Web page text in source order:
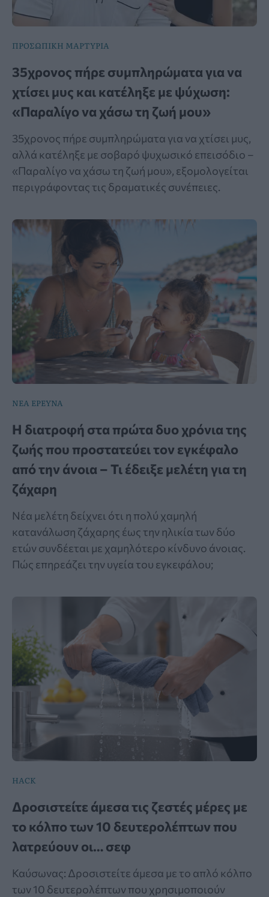
ΠΡΟΣΩΠΙΚΗ ΜΑΡΤΥΡΙΑ
35χρονος πήρε συμπληρώματα για να
χτίσει μυς και κατέληξε με ψύχωση:
«Παραλίγο να χάσω τη ζωή μου»
35χρονος πήρε συμπληρώματα για να χτίσει μυς,
αλλά κατέληξε με σοβαρό ψυχωσικό επεισόδιο –
«Παραλίγο να χάσω τη ζωή μου», εξομολογείται
περιγράφοντας τις δραματικές συνέπειες.
ΝΕΑ ΕΡΕΥΝΑ
Η διατροφή στα πρώτα δυο χρόνια της
ζωής που προστατεύει τον εγκέφαλο
από την άνοια – Τι έδειξε μελέτη για τη
ζάχαρη
Νέα μελέτη δείχνει ότι η πολύ χαμηλή
κατανάλωση ζάχαρης έως την ηλικία των δύο
ετών συνδέεται με χαμηλότερο κίνδυνο άνοιας.
Πώς επηρεάζει την υγεία του εγκεφάλου;
HACK
Δροσιστείτε άμεσα τις ζεστές μέρες με
το κόλπο των 10 δευτερολέπτων που
λατρεύουν οι… σεφ
Καύσωνας: Δροσιστείτε άμεσα με το απλό κόλπο
των 10 δευτερολέπτων που χρησιμοποιούν